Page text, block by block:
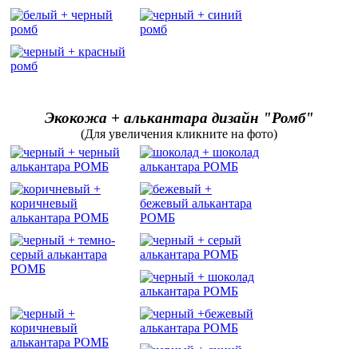
Экокожа + алькантара дизайн "Ромб"
(Для увеличения кликните на фото)